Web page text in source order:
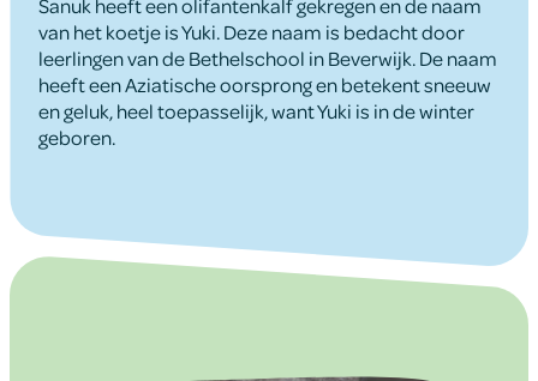
Sanuk heeft een olifantenkalf gekregen en de naam
van het koetje is Yuki. Deze naam is bedacht door
leerlingen van de Bethelschool in Beverwijk. De naam
heeft een Aziatische oorsprong en betekent sneeuw
en geluk, heel toepasselijk, want Yuki is in de winter
geboren.